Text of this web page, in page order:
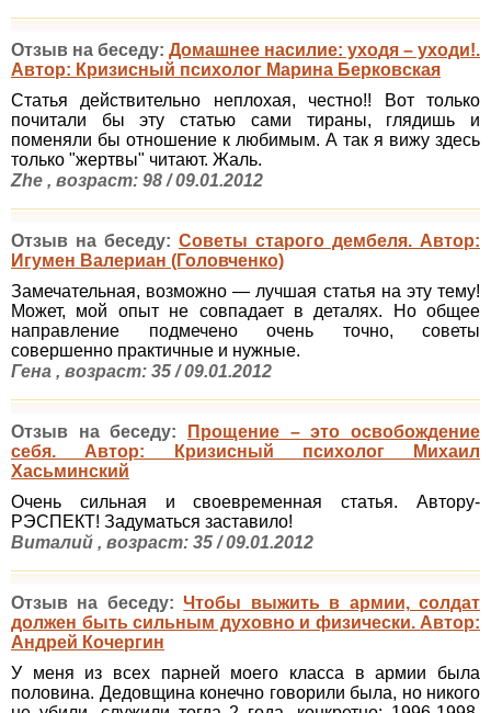
Отзыв на беседу: Домашнее насилие: уходя – уходи!.
Автор: Кризисный психолог Марина Берковская
Статья действительно неплохая, честно!! Вот только
почитали бы эту статью сами тираны, глядишь и
поменяли бы отношение к любимым. А так я вижу здесь
только "жертвы" читают. Жаль.
Zhe , возраст: 98 / 09.01.2012
Отзыв на беседу: Советы старого дембеля. Автор:
Игумен Валериан (Головченко)
Замечательная, возможно — лучшая статья на эту тему!
Может, мой опыт не совпадает в деталях. Но общее
направление подмечено очень точно, советы
совершенно практичные и нужные.
Гена , возраст: 35 / 09.01.2012
Отзыв на беседу:
Прощение – это освобождение
себя. Автор: Кризисный психолог Михаил
Хасьминский
Очень сильная и своевременная статья. Автору-
РЭСПЕКТ! Задуматься заставило!
Виталий , возраст: 35 / 09.01.2012
Отзыв на беседу:Чтобы выжить в армии, солдат
должен быть сильным духовно и физически. Автор:
Андрей Кочергин
У меня из всех парней моего класса в армии была
половина. Дедовщина конечно говорили была, но никого